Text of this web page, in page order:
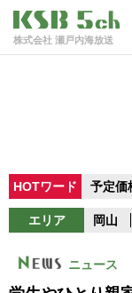
株式会社 瀬戸内海放送
HOTワード 予定価
エリア 岡山
ニュース